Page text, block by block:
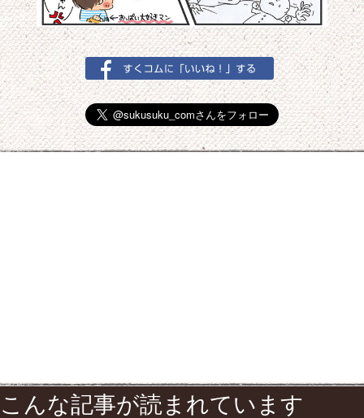
こんな記事が読まれています